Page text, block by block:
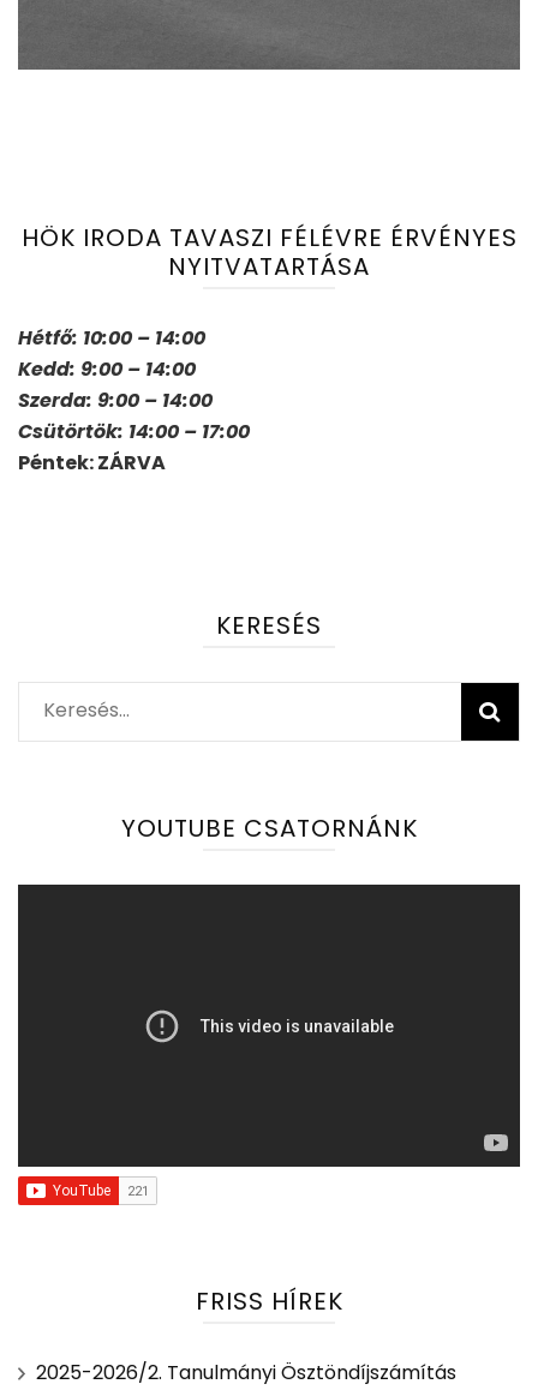
HÖK IRODA TAVASZI FÉLÉVRE ÉRVÉNYES
NYITVATARTÁSA
Hétfő: 10:00 – 14:00
Kedd: 9:00 – 14:00
Szerda: 9:00 – 14:00
Csütörtök: 14:00 – 17:00
Péntek: ZÁRVA
KERESÉS
Keresés:
YOUTUBE CSATORNÁNK
FRISS HÍREK
2025-2026/2. Tanulmányi Ösztöndíjszámítás